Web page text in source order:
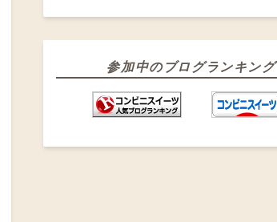
参加中のブログランキング